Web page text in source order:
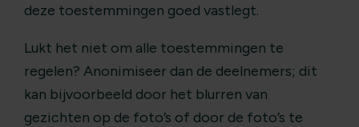
deze toestemmingen goed vastlegt.
Lukt het niet om alle toestemmingen te
regelen? Anonimiseer dan de deelnemers; dit
kan bijvoorbeeld door het blurren van
gezichten op de foto’s of door de foto’s te